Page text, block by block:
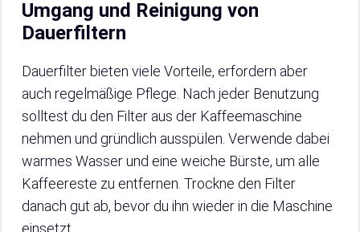
Umgang und Reinigung von
Dauerfiltern
Dauerfilter bieten viele Vorteile, erfordern aber
auch regelmäßige Pflege. Nach jeder Benutzung
solltest du den Filter aus der Kaffeemaschine
nehmen und gründlich ausspülen. Verwende dabei
warmes Wasser und eine weiche Bürste, um alle
Kaffeereste zu entfernen. Trockne den Filter
danach gut ab, bevor du ihn wieder in die Maschine
einsetzt.